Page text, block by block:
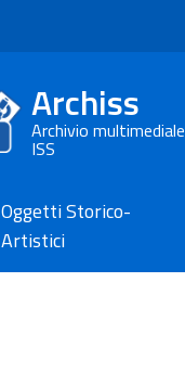
Archiss
Archivio multimediale
ISS
Oggetti Storico-
Artistici